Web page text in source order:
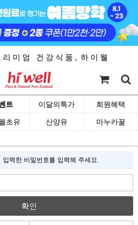
미 엄 건 강 식 품 , 하 이 웰
트 이달의특가 회원혜택
초유 산양유 마누카꿀
입력한 비밀번호를 입력해 주세요.
확인